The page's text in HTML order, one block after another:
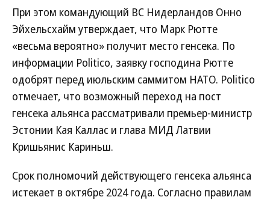
При этом командующий ВС Нидерландов Онно
Эйхельсхайм утверждает, что Марк Рютте
«весьма вероятно» получит место генсека. По
информации Politico, заявку господина Рютте
одобрят перед июльским саммитом НАТО. Politico
отмечает, что возможный переход на пост
генсека альянса рассматривали премьер-министр
Эстонии Кая Каллас и глава МИД Латвии
Кришьянис Кариньш.
Срок полномочий действующего генсека альянса
истекает в октябре 2024 года. Согласно правилам